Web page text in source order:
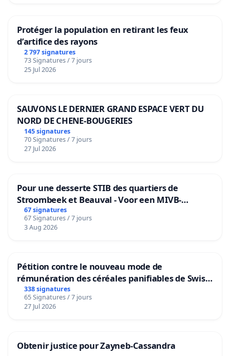
Protéger la population en retirant les feux
d’artifice des rayons
2 797 signatures
73 Signatures / 7 jours
25 Jul 2026
SAUVONS LE DERNIER GRAND ESPACE VERT DU
NORD DE CHENE-BOUGERIES
145 signatures
70 Signatures / 7 jours
27 Jul 2026
Pour une desserte STIB des quartiers de
Stroombeek et Beauval - Voor een MIVB-
bediening van de wijken Strombeek en Het
Voor
67 signatures
67 Signatures / 7 jours
3 Aug 2026
Pétition contre le nouveau mode de
rémunération des céréales panifiables de Swiss
granum basé sur la teneur en protéines
338 signatures
65 Signatures / 7 jours
27 Jul 2026
Obtenir justice pour Zayneb-Cassandra